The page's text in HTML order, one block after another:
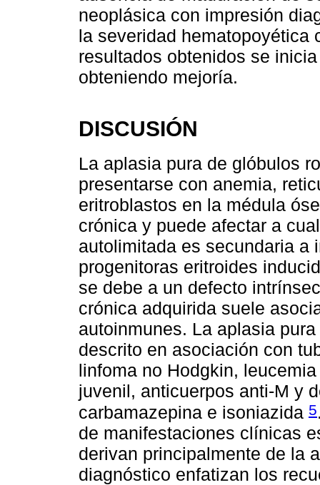
neoplásica con impresión
la severidad hematopoyética
resultados obtenidos se
obteniendo mejoría.
DISCUSIÓN
La aplasia pura de glóbulos
presentarse con anemia,
eritroblastos en la médula
crónica y puede afectar a
autolimitada es secundaria a
progenitoras eritroides
se debe a un defecto
crónica adquirida suele
autoinmunes. La aplasia
descrito en asociación con
linfoma no Hodgkin,
juvenil, anticuerpos anti-M y
carbamazepina e isoniazida 5
de manifestaciones clínicas
derivan principalmente de la
diagnóstico enfatizan los